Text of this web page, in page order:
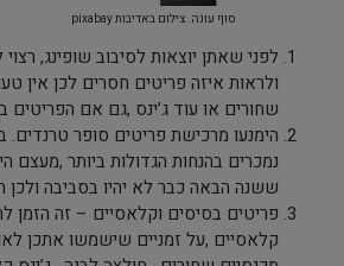
סוף עונה. צילום באדיבות pixabay
לפני שאתן יוצאות לסיבוב שופינג,
ולראות איזה פריטים חסרים לכן אין
שחורים או עוד ג’ינס ,גם אם הפריטים
הימנעו מרכישת פריטים סופר טרנדים.
נמכרים בהנחות הגדולות ביותר ,מעצם
ששנה הבאה כבר לא יהיו בסביבה
פריטים בסיסים וקלאסיים – זה הזמן
קלאסיים ,על זמניים שישמשו אתכן